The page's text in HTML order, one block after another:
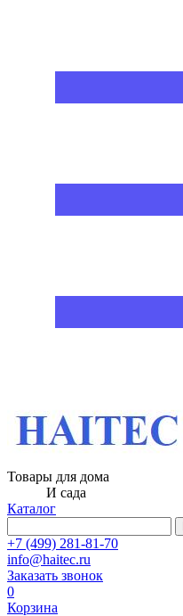
Товары для дома
И сада
Каталог
+7 (499) 281-81-70
info@haitec.ru
Заказать звонок
0
Корзина